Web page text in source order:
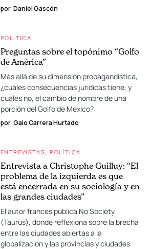
por Daniel Gascón
POLÍTICA
Preguntas sobre el topónimo “Golfo
de América”
Más allá de su dimensión propagandística,
¿cuáles consecuencias jurídicas tiene, y
cuáles no, el cambio de nombre de una
porción del Golfo de México?
por Galo Carrera Hurtado
ENTREVISTAS POLÍTICA
Entrevista a Christophe Guilluy: “El
problema de la izquierda es que
está encerrada en su sociología y en
las grandes ciudades”
El autor francés publica No Society
(Taurus), donde reflexiona sobre la brecha
entre las ciudades abiertas a la
globalización y las provincias y ciudades